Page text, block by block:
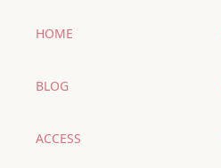
HOME
BLOG
ACCESS